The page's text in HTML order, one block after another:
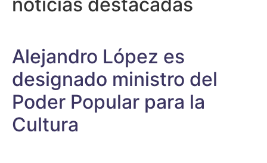
Alejandro López es
designado ministro del
Poder Popular para la
Cultura